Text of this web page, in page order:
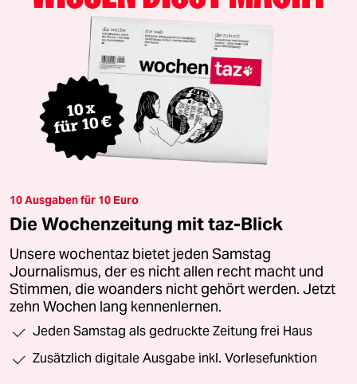
10 Ausgaben für 10 Euro
Die Wochenzeitung mit taz-Blick
Unsere wochentaz bietet jeden Samstag
Journalismus, der es nicht allen recht macht und
Stimmen, die woanders nicht gehört werden. Jetzt
zehn Wochen lang kennenlernen.
Jeden Samstag als gedruckte Zeitung frei Haus
Zusätzlich digitale Ausgabe inkl. Vorlesefunktion